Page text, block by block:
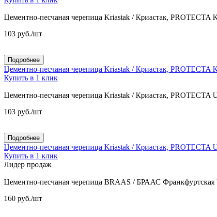
Цементно-песчаная черепица Kriastak / Криастак, PROTECTA
103 руб./шт
Подробнее
Цементно-песчаная черепица Kriastak / Криастак, PROTECTA
Купить в 1 клик
Цементно-песчаная черепица Kriastak / Криастак, PROTECTA
103 руб./шт
Подробнее
Цементно-песчаная черепица Kriastak / Криастак, PROTECTA
Купить в 1 клик
Лидер продаж
Цементно-песчаная черепица BRAAS / БРААС
160 руб./шт